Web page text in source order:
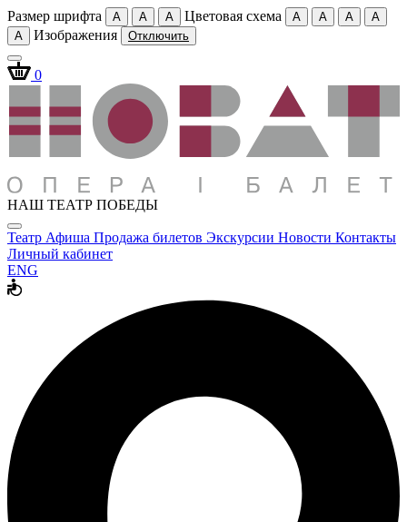
Размер шрифта A A A Цветовая схема A A A
A
A
Изображения Отключить
0
НАШ ТЕАТР ПОБЕДЫ
Театр Афиша Продажа билетов Экскурсии Новости Контакты
Личный кабинет
ENG